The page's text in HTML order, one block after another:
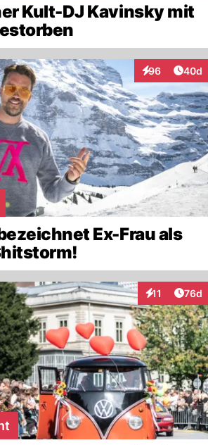
Kult-DJ Kavinsky mit
96
Interaktionen
40d
Ex-Frau als
11
Interaktionen
76d